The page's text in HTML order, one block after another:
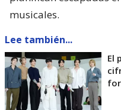
musicales.
Lee también...
El